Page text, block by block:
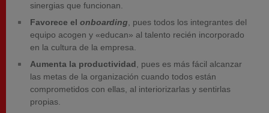
sinergias que funcionan.
Favorece el onboarding , pues todos los integrantes del
equipo acogen y «educan» al talento recién incorporado
en la cultura de la empresa.
Aumenta la productividad , pues es más fácil alcanzar
las metas de la organización cuando todos están
comprometidos con ellas, al interiorizarlas y sentirlas
propias.